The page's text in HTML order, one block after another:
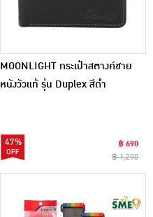
MOONLIGHT กระเป๋าสตางค์ชาย
หนังวัวแท้ รุ่น Duplex สีดำ
47%
฿ 690
฿ 1,290